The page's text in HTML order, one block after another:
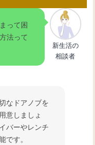
おしゃれに飾ろう！魅
イデア
障の修理方法と費用に
！
って困
法って
新生活の
相談者
なドアノブを
意しましょ
バーやレンチ
です。